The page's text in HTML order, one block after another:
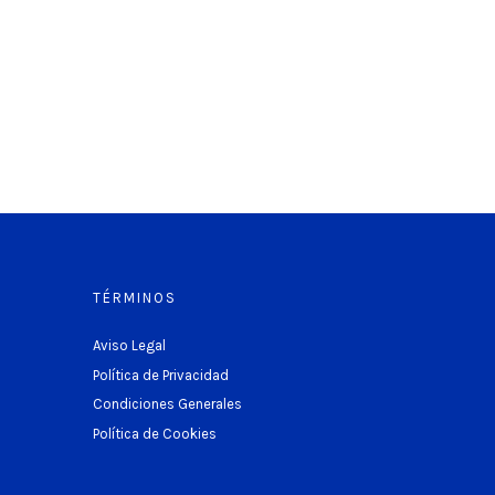
TÉRMINOS
Aviso Legal
Política de Privacidad
Condiciones Generales
Política de Cookies